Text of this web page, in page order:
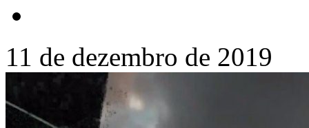
11 de dezembro de 2019